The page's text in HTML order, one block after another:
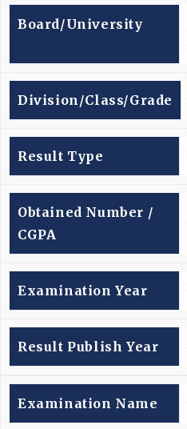
Board/university
Division/Class/Grade
Result Type
Obtained Number /
CGPA
Examination Year
Result Publish Year
Examination Name